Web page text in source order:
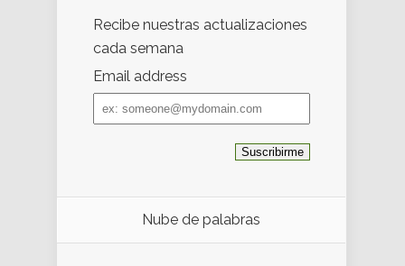
Recibe nuestras actualizaciones
cada semana
Email address
Email
address
Nube de palabras